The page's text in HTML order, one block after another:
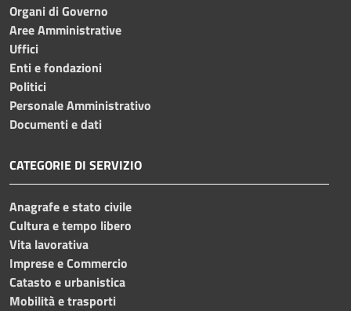
Organi di Governo
Aree Amministrative
Uffici
Enti e fondazioni
Politici
Personale Amministrativo
Documenti e dati
CATEGORIE DI SERVIZIO
Anagrafe e stato civile
Cultura e tempo libero
Vita lavorativa
Imprese e Commercio
Catasto e urbanistica
Mobilità e trasporti